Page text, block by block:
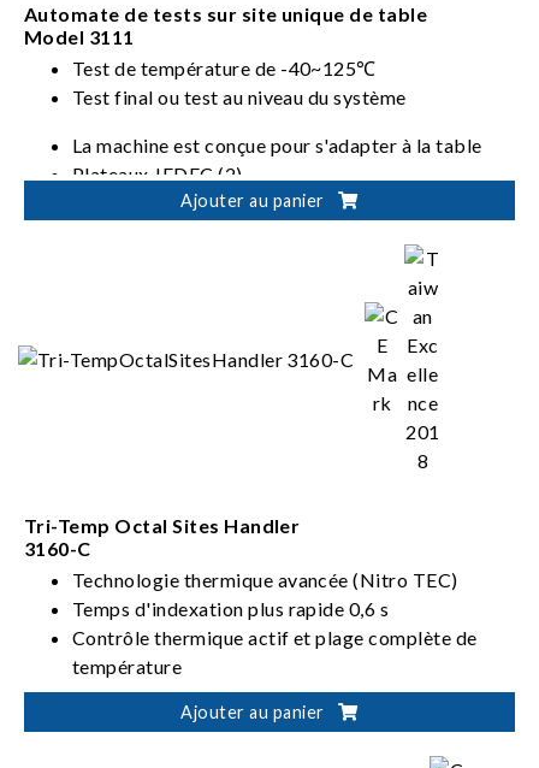
Automate de tests sur site unique de table
Model 3111
Test de température de -40~125℃
Test final ou test au niveau du système
La machine est conçue pour s'adapter à la table
Plateaux JEDEC (2)
Ensembles CI : 5x5mm à 45x45mm
Ajouter au panier
Tri-Temp Octal Sites Handler
3160-C
Technologie thermique avancée (Nitro TEC)
Temps d'indexation plus rapide 0,6 s
Contrôle thermique actif et plage complète de
température
Conception sans chambre
Prend en charge plusieurs sites (site de test
Ajouter au panier